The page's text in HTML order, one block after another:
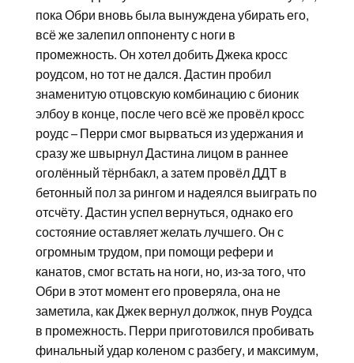
пока Обри вновь была вынуждена убирать его,
всё же залепил оппоненту с ноги в
промежность. Он хотел добить Джека кросс
роудсом, но тот не дался. Дастин пробил
знаменитую отцовскую комбинацию с бионик
элбоу в конце, после чего всё же провёл кросс
роудс – Перри смог вырваться из удержания и
сразу же швырнул Дастина лицом в раннее
оголённый тёрнбакл, а затем провёл ДДТ в
бетонный пол за рингом и надеялся выиграть по
отсчёту. Дастин успел вернуться, однако его
состояние оставляет желать лучшего. Он с
огромным трудом, при помощи рефери и
канатов, смог встать на ноги, но, из-за того, что
Обри в этот момент его проверяла, она не
заметила, как Джек вернул должок, пнув Роудса
в промежность. Перри приготовился пробивать
финальный удар коленом с разбегу, и максимум,